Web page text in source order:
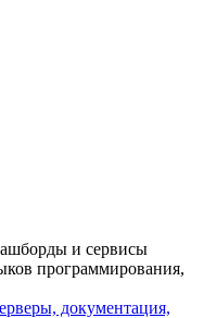
и сервисы
программирования,
документация,